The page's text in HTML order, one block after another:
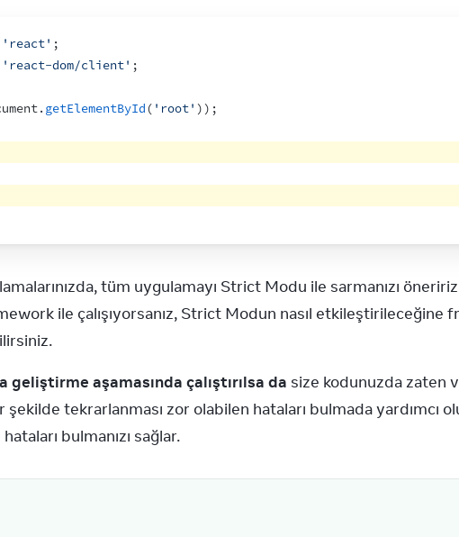
'react' ;
'react-dom/client' ;
. getElementById( 'root' )) ;
ile çalışıyorsanız, Strict Modun nasıl etkileştirileceğine
geliştirme aşamasında çalıştırılsa da size kodunuzda zaten
tekrarlanması zor olabilen hataları bulmada yardımcı
bulmanızı sağlar.